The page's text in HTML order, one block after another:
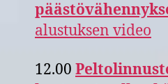
alustuksen video
12.00